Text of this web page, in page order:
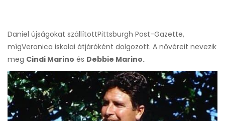
Daniel újságokat szállítottPittsburgh Post-Gazette,
mígVeronica iskolai átjáróként dolgozott. A nővéreit nevezik
meg Cindi Marino és Debbie Marino.